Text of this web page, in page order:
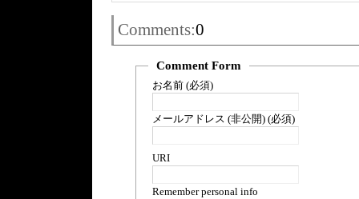
Comments:0
Comment Form
お名前 (必須)
メールアドレス (非公開) (必須)
URI
Remember personal info